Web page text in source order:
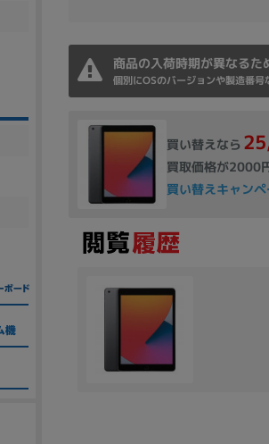
商品の入荷時期が異なるた
個別にOSのバージョンや製造番号
買い替えなら
買取価格が2000
買い替えキャン
MacOS ChromeOS その他